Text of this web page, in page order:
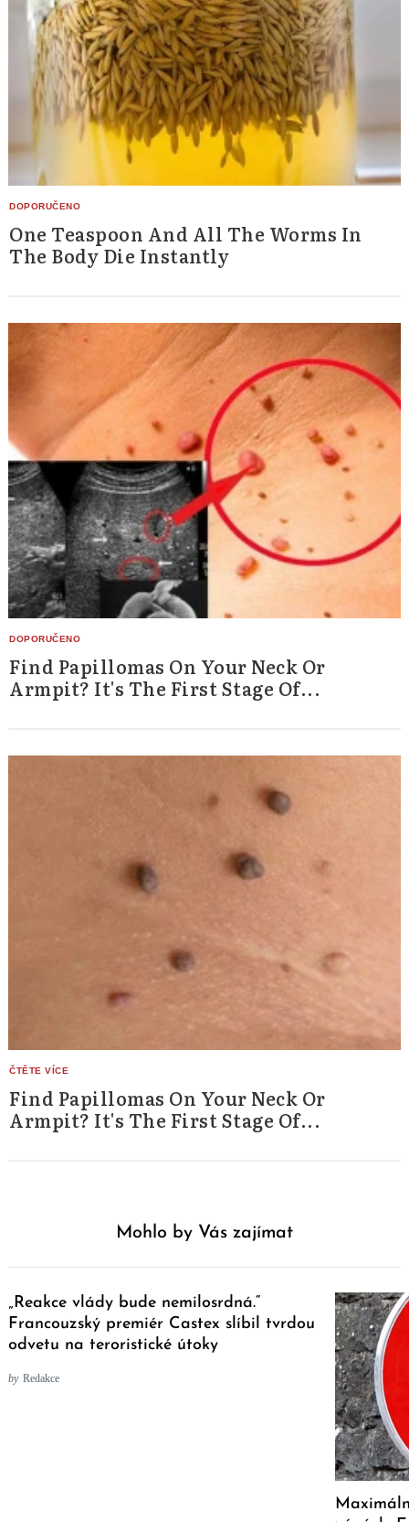
One Teaspoon And All The Worms In
The Body Die Instantly
Find Papillomas On Your Neck Or
Armpit? It's The First Stage Of...
Find Papillomas On Your Neck Or
Armpit? It's The First Stage Of...
Mohlo by Vás zajímat
„Reakce vlády bude nemilosrdná.“
Francouzský premiér Castex slíbil tvrdou
odvetu na teroristické útoky
by Redakce